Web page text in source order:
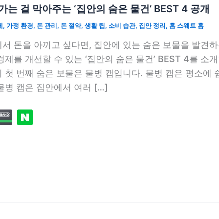
는 걸 막아주는 ‘집안의 숨은 물건’ BEST 4 공개
, 가정 환경, 돈 관리, 돈 절약, 생활 팁, 소비 습관, 집안 정리, 홈 스웨트 홈
서 돈을 아끼고 싶다면, 집안에 있는 숨은 보물을 발견
제를 개선할 수 있는 ‘집안의 숨은 물건’ BEST 4를 소
첫 번째 숨은 보물은 물병 캡입니다. 물병 캡은 평소에
병 캡은 집안에서 여러 […]